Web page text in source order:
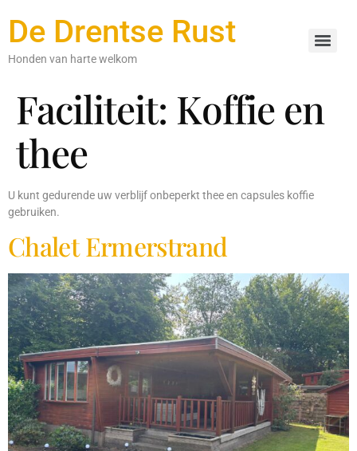
De Drentse Rust
Honden van harte welkom
Faciliteit: Koffie en
thee
U kunt gedurende uw verblijf onbeperkt thee en capsules koffie
gebruiken.
Chalet Ermerstrand